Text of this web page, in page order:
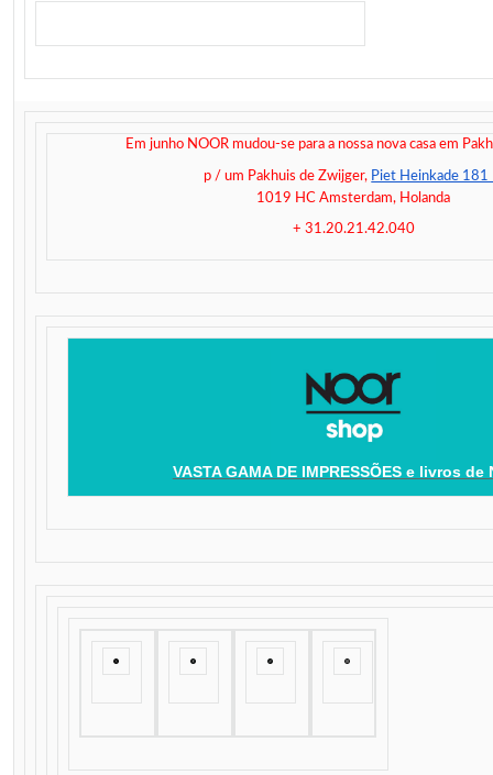
Em junho NOOR mudou-se para a nossa nova casa em
p / um Pakhuis de Zwijger, Piet Heinkade 181
1019 HC Amsterdam, Holanda
+ 31.20.21.42.040
VASTA GAMA DE IMPRESSÕES e livros de